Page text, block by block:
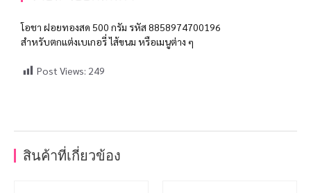
โอชา ฝอยทองสด 500 กรัม รหัส 8858974700196
สำหรับตกแต่งเบเกอรี่ ไส้ขนม หรือเมนูต่าง ๆ
Post Views: 249
สินค้าที่เกี่ยวข้อง